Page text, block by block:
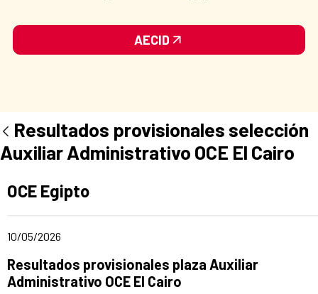
AECID
Resultados provisionales selección
Auxiliar Administrativo OCE El Cairo
Ad section:
OCE Egipto
Date of publication of the news item
10/05/2026
Title of the announcement:
Resultados provisionales plaza Auxiliar
Administrativo OCE El Cairo